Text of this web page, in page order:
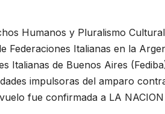
Humanos y Pluralismo
Federaciones Italianas en la
Italianas de Buenos Aires
impulsoras del amparo
fue confirmada a LA